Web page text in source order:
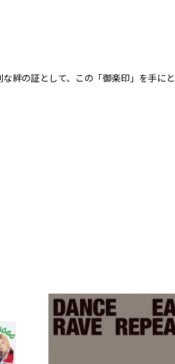
絆の証として、この「御楽印」を手に